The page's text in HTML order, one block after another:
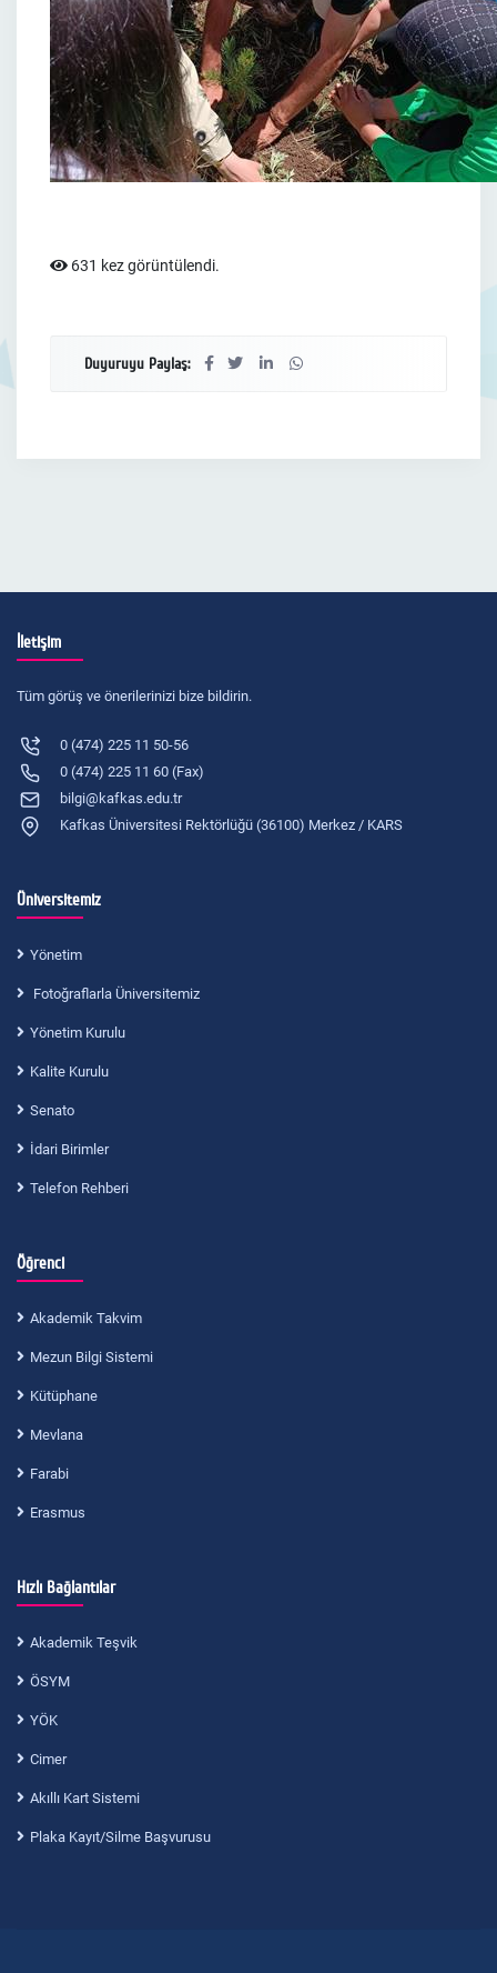
631 kez görüntülendi.
Duyuruyu Paylaş:
İletişim
Tüm görüş ve önerilerinizi bize bildirin.
0 (474) 225 11 50-56
0 (474) 225 11 60 (Fax)
bilgi@kafkas.edu.tr
Kafkas Üniversitesi Rektörlüğü (36100) Merkez / KARS
Üniversitemiz
Yönetim
Fotoğraflarla Üniversitemiz
Yönetim Kurulu
Kalite Kurulu
Senato
İdari Birimler
Telefon Rehberi
Öğrenci
Akademik Takvim
Mezun Bilgi Sistemi
Kütüphane
Mevlana
Farabi
Erasmus
Hızlı Bağlantılar
Akademik Teşvik
ÖSYM
YÖK
Cimer
Akıllı Kart Sistemi
Plaka Kayıt/Silme Başvurusu